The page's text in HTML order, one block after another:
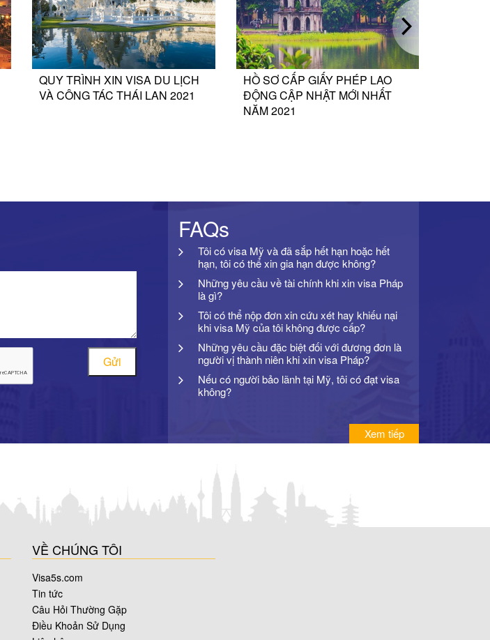
QUY TRÌNH XIN VISA DU LỊCH
VÀ CÔNG TÁC THÁI LAN 2021
HỒ SƠ CẤP GIẤY PHÉP LAO
ĐỘNG CẬP NHẬT MỚI NHẤT
NĂM 2021
Gửi
FAQs
Tôi có visa Mỹ và đã sắp hết hạn hoặc hết
hạn, tôi có thể xin gia hạn được không?
Những yêu cầu về tài chính khi xin visa Pháp
là gì?
Tôi có thể nộp đơn xin cứu xét hay khiếu nại
khi visa Mỹ của tôi không được cấp?
Những yêu cầu đặc biệt đối với đương đơn là
người vị thành niên khi xin visa Pháp?
Nếu có người bảo lãnh tại Mỹ, tôi có đạt visa
không?
Xem tiếp
VỀ CHÚNG TÔI
Visa5s.com
Tin tức
Câu Hỏi Thường Gặp
Điều Khoản Sử Dụng